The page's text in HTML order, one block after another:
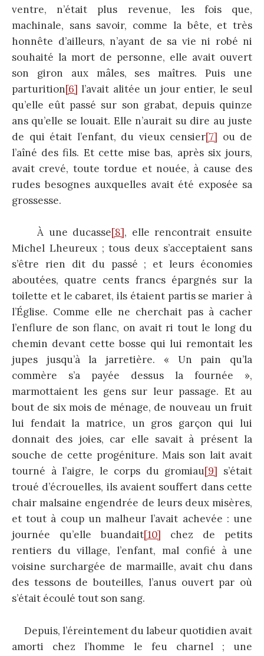
ventre, n’était plus revenue, les fois que,
machinale, sans savoir, comme la bête, et très
honnête d’ailleurs, n’ayant de sa vie ni robé ni
souhaité la mort de personne, elle avait ouvert
son giron aux mâles, ses maîtres. Puis une
parturition[6] l’avait alitée un jour entier, le seul
qu’elle eût passé sur son grabat, depuis quinze
ans qu’elle se louait. Elle n’aurait su dire au juste
de qui était l’enfant, du vieux censier[7] ou de
l’aîné des fils. Et cette mise bas, après six jours,
avait crevé, toute tordue et nouée, à cause des
rudes besognes auxquelles avait été exposée sa
grossesse.
À une ducasse[8], elle rencontrait ensuite
Michel Lheureux ; tous deux s’acceptaient sans
s’être rien dit du passé ; et leurs économies
aboutées, quatre cents francs épargnés sur la
toilette et le cabaret, ils étaient partis se marier à
l’Église. Comme elle ne cherchait pas à cacher
l’enflure de son flanc, on avait ri tout le long du
chemin devant cette bosse qui lui remontait les
jupes jusqu’à la jarretière. « Un pain qu’la
commère s’a payée dessus la fournée »,
marmottaient les gens sur leur passage. Et au
bout de six mois de ménage, de nouveau un fruit
lui fendait la matrice, un gros garçon qui lui
donnait des joies, car elle savait à présent la
souche de cette progéniture. Mais son lait avait
tourné à l’aigre, le corps du gromiau[9] s’était
troué d’écrouelles, ils avaient souffert dans cette
chair malsaine engendrée de leurs deux misères,
et tout à coup un malheur l’avait achevée : une
journée qu’elle buandait[10] chez de petits
rentiers du village, l’enfant, mal confié à une
voisine surchargée de marmaille, avait chu dans
des tessons de bouteilles, l’anus ouvert par où
s’était écoulé tout son sang.
Depuis, l’éreintement du labeur quotidien avait
amorti chez l’homme le feu charnel ; une